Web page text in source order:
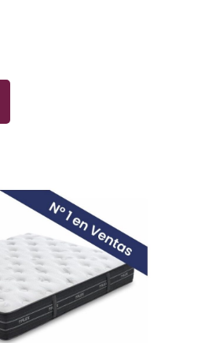
tiene
opciones
pueden
elegir
en
página
de